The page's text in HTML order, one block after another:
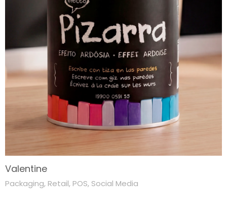
Valentine
Packaging, Retail, POS, Social Media